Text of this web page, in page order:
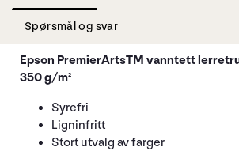
Spørsmål og svar
Epson PremierArtsTM vanntett
350 g/m²
Syrefri
Ligninfritt
Stort utvalg av farger